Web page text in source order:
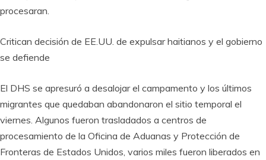
procesaran.
Critican decisión de EE.UU. de expulsar haitianos y el gobierno
se defiende
El DHS se apresuró a desalojar el campamento y los últimos
migrantes que quedaban abandonaron el sitio temporal el
viernes. Algunos fueron trasladados a centros de
procesamiento de la Oficina de Aduanas y Protección de
Fronteras de Estados Unidos, varios miles fueron liberados en